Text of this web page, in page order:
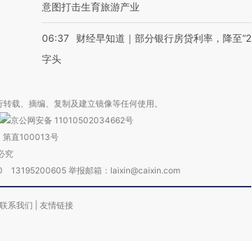
意图打击生育旅游产业
06:37
财经早知道｜部分银行房贷利率，降至“2
字头
载、摘编、复制及建立镜像等任何使用。
京公网安备 11010502034662号
第直100013号
究
13195200605 举报邮箱：laixin@caixin.com
联系我们 友情链接